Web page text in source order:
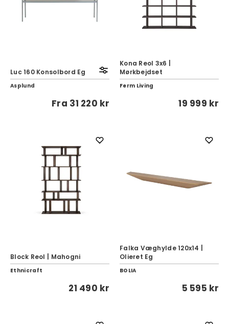
Luc 160 Konsolbord Eg
Asplund
Fra 31 220 kr
Kona Reol 3x6 |
Mørkbejdset
Ferm Living
19 999 kr
Block Reol | Mahogni
Ethnicraft
21 490 kr
Falka Væghylde 120x14 |
Olieret Eg
BOLIA
5 595 kr